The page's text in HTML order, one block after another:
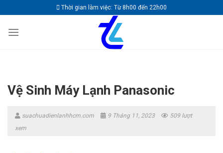
to
content
Thời gian làm việc: Từ 8h00 đến 22h00
Vệ Sinh Máy Lạnh Panasonic
suachuadienlanhhcm.com 9 Tháng 11, 2023
509 lượt
xem